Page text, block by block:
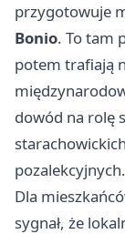
przygotowuje
Bonio. To tam
potem trafiają
dowód na rolę
pozalekcyjnych.
Dla
sygnał, że